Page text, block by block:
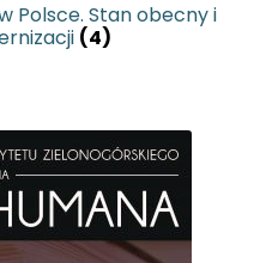
Polsce. Stan obecny i
(4)